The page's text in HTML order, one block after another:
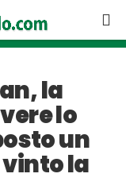
la
lo
un
la